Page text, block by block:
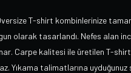
T-shirt kombinlerinize
olarak tasarlandı. Nefes alan
Carpe kalitesi ile üretilen T-
Yıkama talimatlarına uyduğunuz